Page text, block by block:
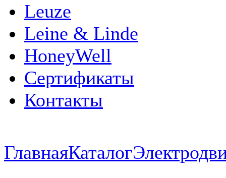
Leuze
Leine & Linde
HoneyWell
Сертификаты
Контакты
ГлавнаяКаталог